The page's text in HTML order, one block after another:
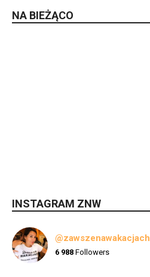
NA BIEŻĄCO
INSTAGRAM ZNW
@zawszenawakacjach
6 988 Followers